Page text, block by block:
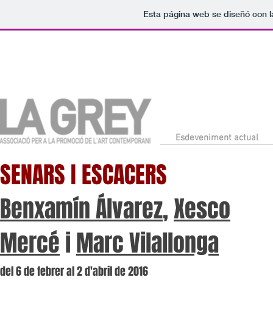
Esta página web se diseñó con
SENARS I ESCACERS
Benxamín Álvarez,Xesco
MercéiMarc Vilallonga
del 6 de febrer al 2 d'abril de 2016
Esdeveniment actual